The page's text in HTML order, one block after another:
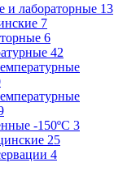
и лабораторные 13
7
6
42
-150ºC 3
25
4